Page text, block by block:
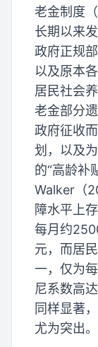
老金制度
长期以来
政府正规
以及原本
居民社会
老金部分
政府征收
划，以及
的“高龄补
Walker（
障水平上
每月约
元，而居
一，仅为
尼系数高
同样显著
尤为突出。